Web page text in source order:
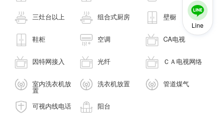
Line
三灶台以上 组合式厨房 壁橱
鞋柜 空调 CA电视
因特网接入 光纤 ＣＡ电视网络
室内洗衣机放
置
洗衣机放置 管道煤气
可视内线电话 阳台